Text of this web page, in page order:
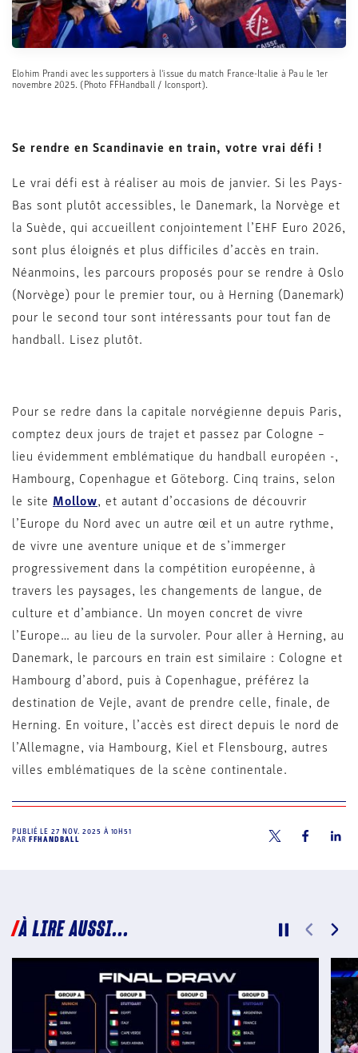
Elohim Prandi avec les supporters à l'issue du match France-Italie à Pau le 1er
novembre 2025. (Photo FFHandball / Iconsport).
Se rendre en Scandinavie en train, votre vrai défi !
Le vrai défi est à réaliser au mois de janvier. Si les Pays-
Bas sont plutôt accessibles, le Danemark, la Norvège et
la Suède, qui accueillent conjointement l’EHF Euro 2026,
sont plus éloignés et plus difficiles d’accès en train.
Néanmoins, les parcours proposés pour se rendre à Oslo
(Norvège) pour le premier tour, ou à Herning (Danemark)
pour le second tour sont intéressants pour tout fan de
handball. Lisez plutôt.
Pour se redre dans la capitale norvégienne depuis Paris,
comptez deux jours de trajet et passez par Cologne –
lieu évidemment emblématique du handball européen -,
Hambourg, Copenhague et Göteborg. Cinq trains, selon
le site Mollow, et autant d’occasions de découvrir
l’Europe du Nord avec un autre œil et un autre rythme,
de vivre une aventure unique et de s’immerger
progressivement dans la compétition européenne, à
travers les paysages, les changements de langue, de
culture et d’ambiance. Un moyen concret de vivre
l’Europe… au lieu de la survoler. Pour aller à Herning, au
Danemark, le parcours en train est similaire : Cologne et
Hambourg d’abord, puis à Copenhague, préférez la
destination de Vejle, avant de prendre celle, finale, de
Herning. En voiture, l’accès est direct depuis le nord de
l’Allemagne, via Hambourg, Kiel et Flensbourg, autres
villes emblématiques de la scène continentale.
PUBLIÉ LE27 NOV. 2025 À 10H51
PAR FFHANDBALL
À LIRE AUSSI...